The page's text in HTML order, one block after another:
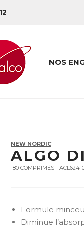
NOS
NEW NORDIC
ALGO
180 COMPRIMÉS -
Formule
Diminue